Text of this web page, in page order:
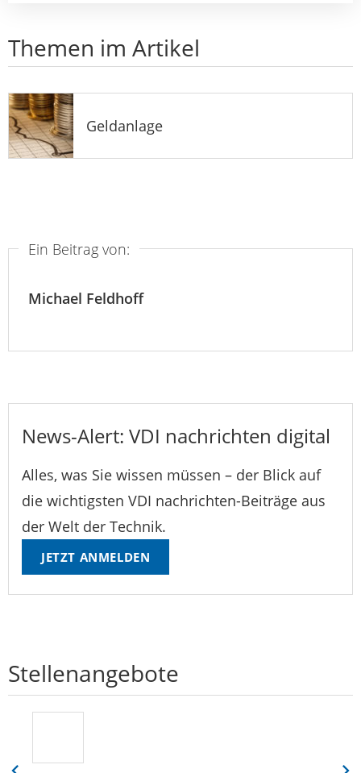
Themen im Artikel
Geldanlage
Ein Beitrag von:
Michael Feldhoff
News-Alert: VDI nachrichten digital
Alles, was Sie wissen müssen – der Blick auf
die wichtigsten VDI nachrichten-Beiträge aus
der Welt der Technik.
JETZT ANMELDEN
Stellenangebote